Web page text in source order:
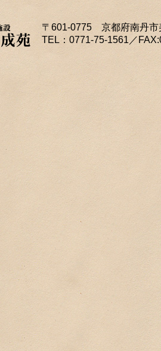
〒601-0775 京都府南丹市
TEL：0771-75-1561／